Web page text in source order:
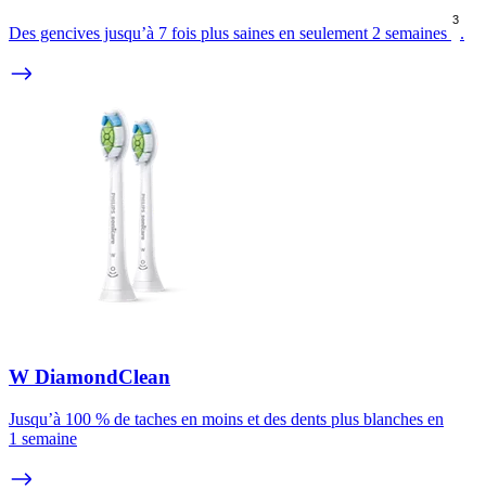
Des gencives jusqu’à 7 fois plus saines en seulement 2 semaines
3
.
W DiamondClean
Jusqu’à 100 % de taches en moins et des dents plus blanches en
1 semaine